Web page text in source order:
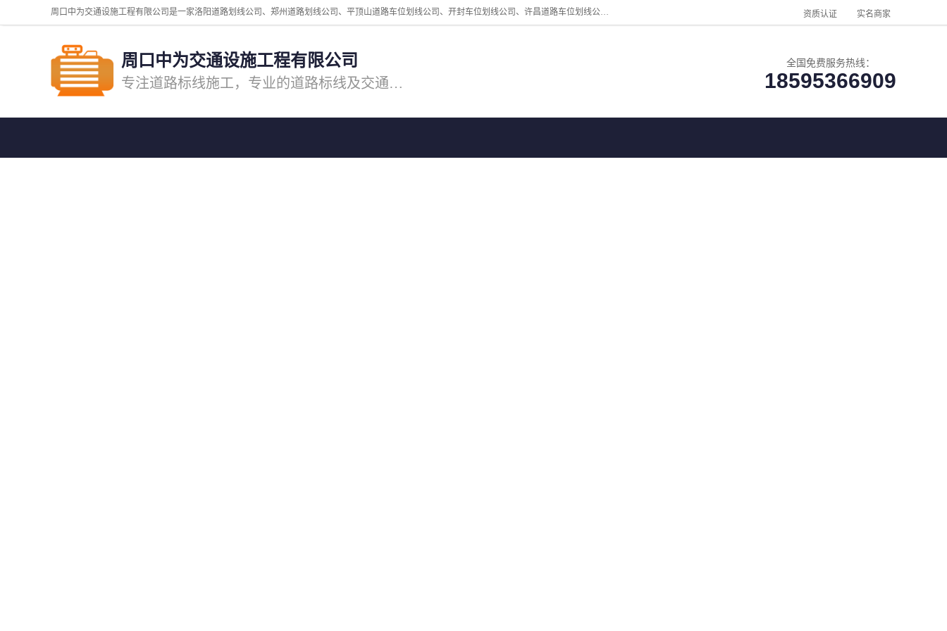
周口中为交通设施工程有限公司是一家洛阳道路划线公司、郑州道路划线公司、平顶山道路车位划线公司、开封车位划线公司、许昌道路车位划线公司、漯河道路车位划线公司，公司始终坚持“诚信、匠心、专注”的宗旨；我们的经营理念是：的服务。 资质认证 实名商家
周口中为交通设施工程有限公司
专注道路标线施工，专业的道路标线及交通设施施工服务商!
全国免费服务热线：
18595366909